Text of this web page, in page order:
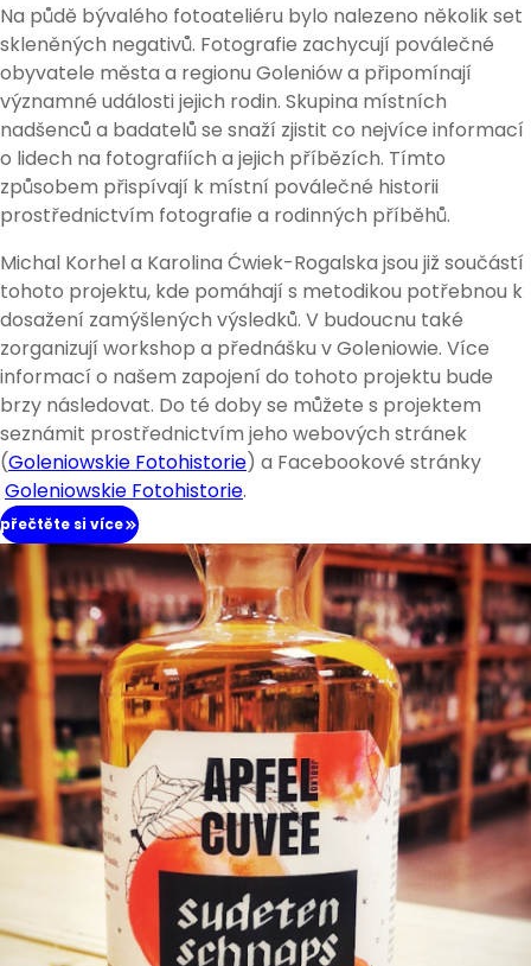
Na půdě bývalého fotoateliéru bylo nalezeno několik set
skleněných negativů. Fotografie zachycují poválečné
obyvatele města a regionu Goleniów a připomínají
významné události jejich rodin. Skupina místních
nadšenců a badatelů se snaží zjistit co nejvíce informací
o lidech na fotografiích a jejich příbězích. Tímto
způsobem přispívají k místní poválečné historii
prostřednictvím fotografie a rodinných příběhů.
Michal Korhel a Karolina Ćwiek-Rogalska jsou již součástí
tohoto projektu, kde pomáhají s metodikou potřebnou k
dosažení zamýšlených výsledků. V budoucnu také
zorganizují workshop a přednášku v Goleniowie. Více
informací o našem zapojení do tohoto projektu bude
brzy následovat. Do té doby se můžete s projektem
seznámit prostřednictvím jeho webových stránek
(Goleniowskie Fotohistorie) a Facebookové stránky
Goleniowskie Fotohistorie.
přečtěte si více